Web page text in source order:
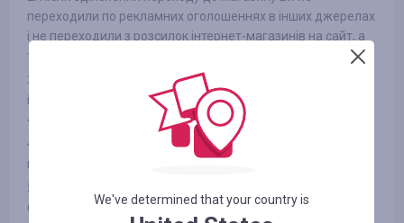
переходили по рекламних оголошеннях в інших джерелах
і не переходили з розсилок інтернет-магазинів на сайт, а
також не використовували сторонні промокоди
3. Обраний Вами товар бере участь в кешбека (в деяких
інтернет-магазинах є поділ на категорії, дивіться вкладку
«ІНФОРМАЦІЯ/УМОВИ» )
4. Після оплати товару Вами в інтернет-магазині Ви не
відмовилися від товару з будь-яких причин
5. Ви не використовуєте або відключили спеціальні
блокувальники реклами, як-от AdBlock та інші
We've determined that your country is